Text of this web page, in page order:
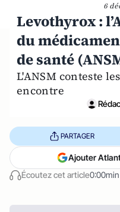
6
Levothyrox :
du
de santé
L'ANSM conteste
encontre
Écoutez cet article0:00min
PARTAGER
Ajouter